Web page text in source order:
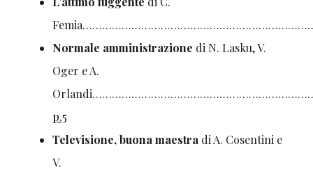
Normale amministrazione di N. Lasku, V.
Oger e A.
p.5
Televisione, buona maestra di A. Cosentini e
V.